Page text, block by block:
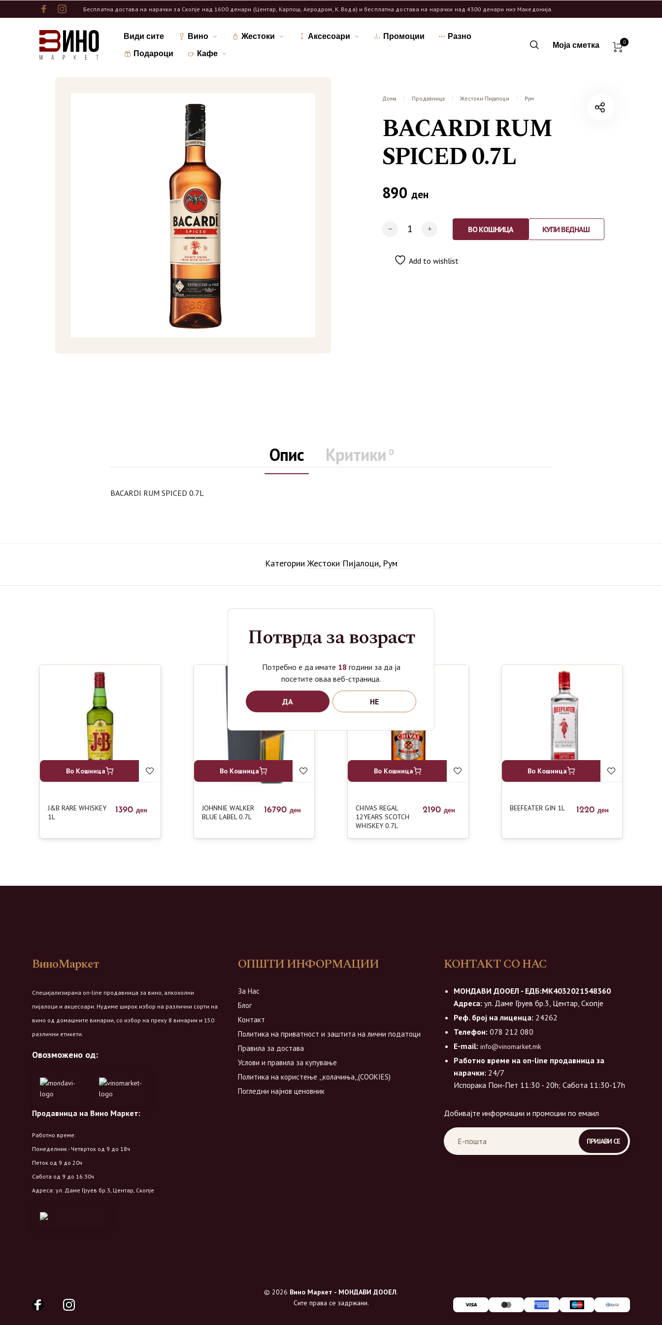
Бесплатна достава на нарачки за Скопје над 1600 денари (Центар, Карпош, Аеродром, К. Вода) и бесплатна достава на нарачки над 4300 денари низ Македонија.
Види сите Вино Жестоки Аксесоари Промоции Разно
Подароци Кафе
Моја сметка 0
Дома / Продавница / Жестоки Пијалоци / Рум
BACARDI RUM
SPICED 0.7L
890 ден
ВО КОШНИЦА КУПИ ВЕДНАШ
Add to wishlist
Опис Критики 0
BACARDI RUM SPICED 0.7L
КатегорииЖестоки Пијалоци, Рум
Поврзани производи
Во Кошница
J&B RARE WHISKEY
1L
1390 ден
Во Кошница
JOHNNIE WALKER
BLUE LABEL 0.7L
16790 ден
Во Кошница
CHIVAS REGAL
12YEARS SCOTCH
WHISKEY 0.7L
2190 ден
Во Кошница
BEEFEATER GIN 1L 1220 ден
ВиноМаркет
Специјализирана on-line продавница за вино, алкохолни
пијалоци и акцесоари. Нудиме широк избор на различни сорти на
вино од домашните винарии, со избор на преку 8 винарии и 150
различни етикети.
Овозможено од:
Продавница на Вино Маркет:
Работно време:
Понеделник - Четврток од 9 до 18ч
Петок од 9 до 20ч
Сабота од 9 до 16:30ч
Адреса: ул. Даме Груев бр.3, Центар, Скопје
ОПШТИ ИНФОРМАЦИИ
За Нас
Блог
Контакт
Политика на приватност и заштита на лични податоци
Правила за достава
Услови и правила за купување
Политика на користење ,,колачиња,,(COOKIES)
Погледни најнов ценовник
КОНТАКТ СО НАС
МОНДАВИ ДООЕЛ - ЕДБ:МК4032021548360
Адреса: ул. Даме Груев бр.3, Центар, Скопје
Реф. број на лиценца: 24262
Телефон: 078 212 080
E-mail: info@vinomarket.mk
Работно време на on-line продавница за
нарачки: 24/7
Испорака Пон-Пет 11:30 - 20h; Сабота 11:30-17h
Добивајте информации и промоции по емаил
© 2026 Вино Маркет - МОНДАВИ ДООЕЛ.
Сите права се задржани.
Потврда за возраст
Потребно е да имате 18 години за да ја
посетите оваа веб-страница.
ДА НЕ